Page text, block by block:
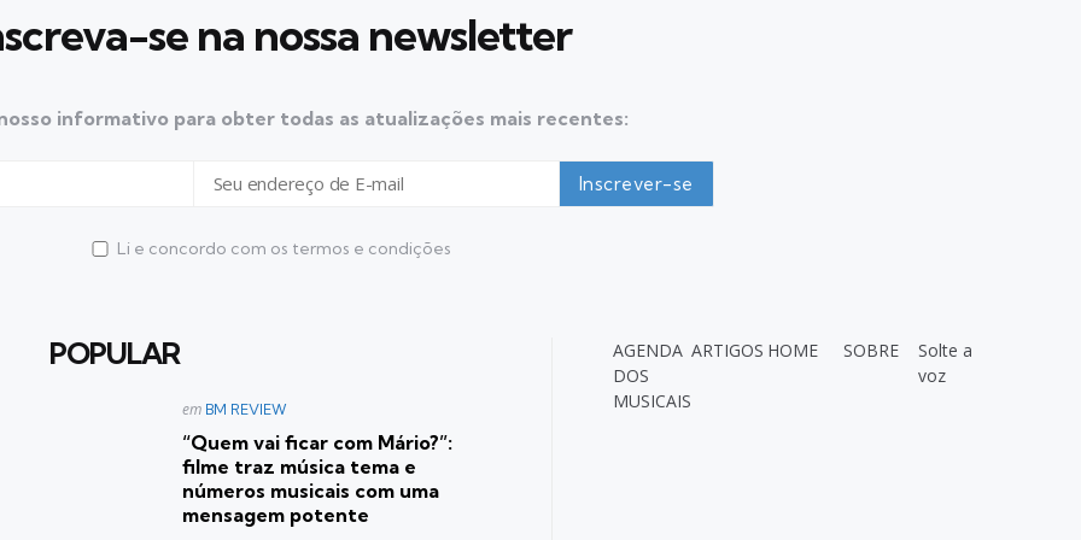
se na nossa newsletter
informativo para obter todas as atualizações mais recentes:
Li e concordo com os termos e condições
POPULAR
Postado
em BM REVIEW
“Quem vai ficar com Mário?”:
filme traz música tema e
números musicais com uma
mensagem potente
AGENDA
DOS
MUSICAIS
ARTIGOS HOME SOBRE
Solte a
voz